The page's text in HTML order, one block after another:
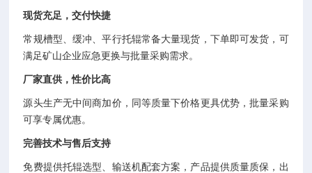
现货充足，交付快捷
常规槽型、缓冲、平行托辊常备大量现货，下单即可发货，可
满足矿山企业应急更换与批量采购需求。
厂家直供，性价比高
源头生产无中间商加价，同等质量下价格更具优势，批量采购
可享专属优惠。
完善技术与售后支持
免费提供托辊选型、输送机配套方案，产品提供质量质保，出